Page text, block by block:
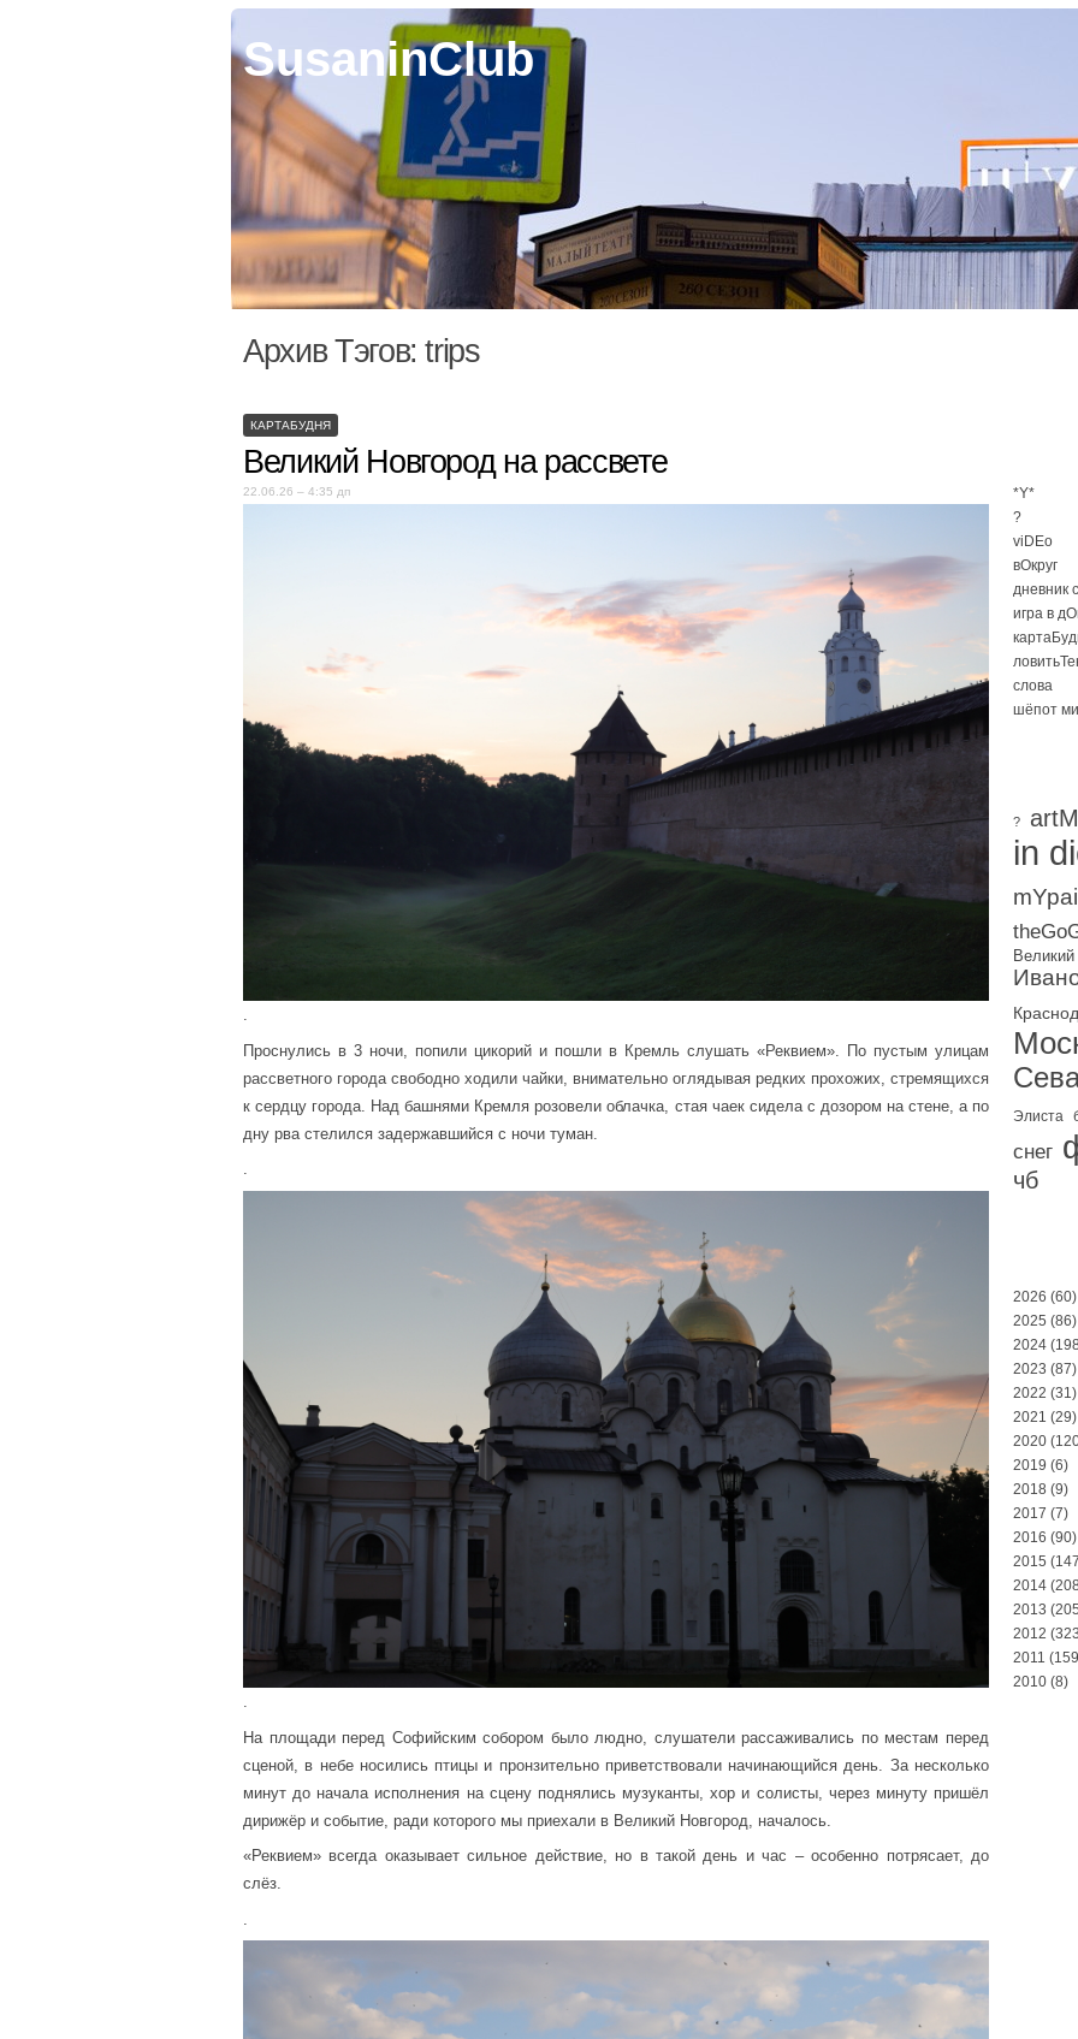
SusaninClub
Архив Тэгов:trips
КАРТАБУДНЯ
Великий Новгород на рассвете
22.06.26 – 4:35 дп
.
Проснулись в 3 ночи, попили цикорий и пошли в Кремль слушать «Реквием». По пустым улицам
рассветного города свободно ходили чайки, внимательно оглядывая редких прохожих, стремящихся
к сердцу города. Над башнями Кремля розовели облачка, стая чаек сидела с дозором на стене, а по
дну рва стелился задержавшийся с ночи туман.
.
.
На площади перед Софийским собором было людно, слушатели рассаживались по местам перед
сценой, в небе носились птицы и пронзительно приветствовали начинающийся день. За несколько
минут до начала исполнения на сцену поднялись музуканты, хор и солисты, через минуту пришёл
дирижёр и событие, ради которого мы приехали в Великий Новгород, началось.
«Реквием» всегда оказывает сильное действие, но в такой день и час – особенно потрясает, до
слёз.
*Y*
?
viDEo
вОкруг
дневник
игра в
слова
шёпот
?
in
Элиста
снег
чб
2026 (60)
2025 (86)
2024
2023 (87)
2022 (31)
2021 (29)
2020
2019 (6)
2018 (9)
2017 (7)
2016 (90)
2015
2014
2013
2012
2011
2010 (8)